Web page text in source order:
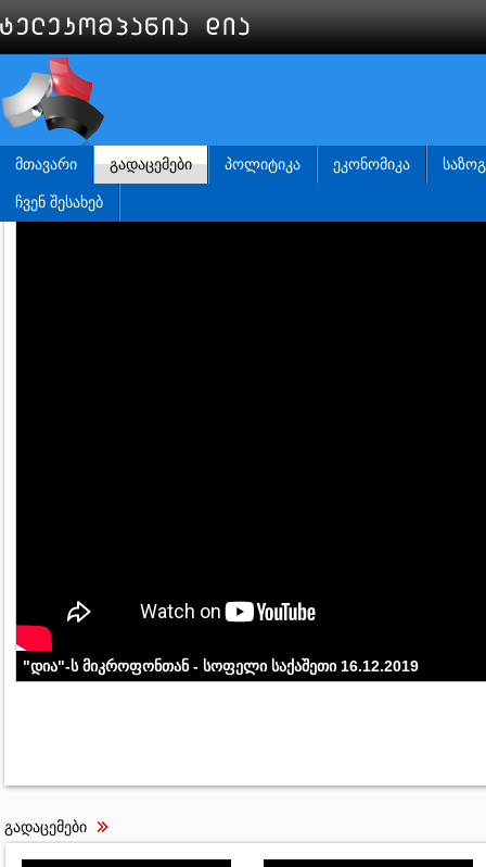
ᲛᲗᲐᲕᲐᲠᲘ ᲒᲐᲓᲐᲪᲔᲛᲔᲑᲘ ᲞᲝᲚᲘᲢᲘᲙᲐ ᲔᲙᲝᲜᲝᲛᲘᲙᲐ
ᲩᲕᲔᲜ ᲨᲔᲡᲐᲮᲔᲑ
"დია"-ს მიკროფონთან - სოფელი საქაშეთი 16.12.2019
გადაცემები